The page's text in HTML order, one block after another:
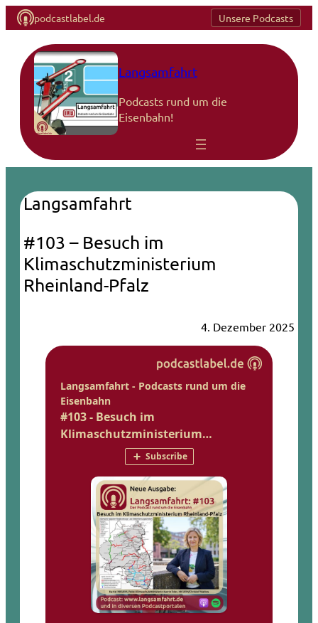
podcastlabel.de Unsere Podcasts
Langsamfahrt
Podcasts rund um die
Eisenbahn!
Langsamfahrt
#103 – Besuch im
Klimaschutzministerium
Rheinland-Pfalz
4. Dezember 2025